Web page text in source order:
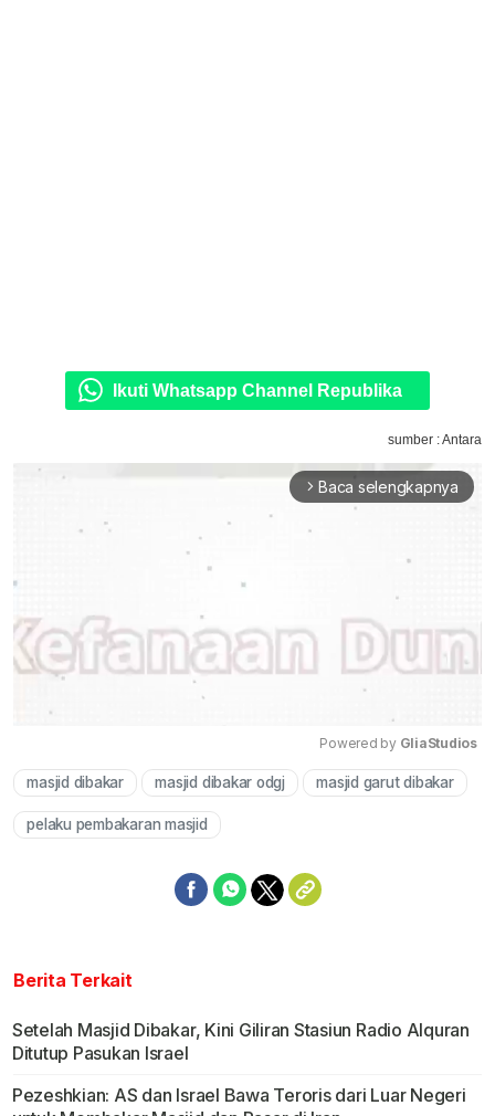
Ikuti Whatsapp Channel Republika
sumber : Antara
arrow_forward_ios Baca selengkapnya
Mute
Powered by GliaStudios
masjid dibakar masjid dibakar odgj masjid garut dibakar
pelaku pembakaran masjid
Berita Terkait
Setelah Masjid Dibakar, Kini Giliran Stasiun Radio Alquran
Ditutup Pasukan Israel
Pezeshkian: AS dan Israel Bawa Teroris dari Luar Negeri